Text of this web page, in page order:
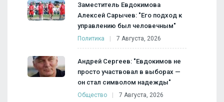
Заместитель Евдокимова
Алексей Сарычев: "Его подход к
управлению был человечным"
Политика 7 Августа, 2026
Андрей Сергеев: "Евдокимов не
просто участвовал в выборах —
он стал символом надежды"
Общество 7 Августа, 2026